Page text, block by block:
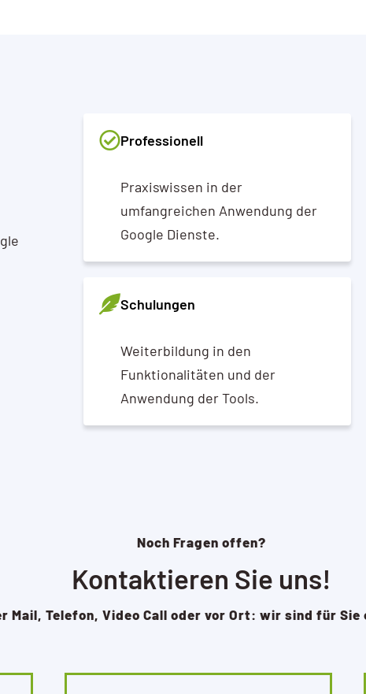
Professionell
Praxiswissen in der
umfangreichen Anwendung der
Google Dienste.
Schulungen
Weiterbildung in den
Funktionalitäten und der
Anwendung der Tools.
Noch Fragen offen?
Kontaktieren Sie uns!
Mail, Telefon, Video Call oder vor Ort: wir sind für Sie